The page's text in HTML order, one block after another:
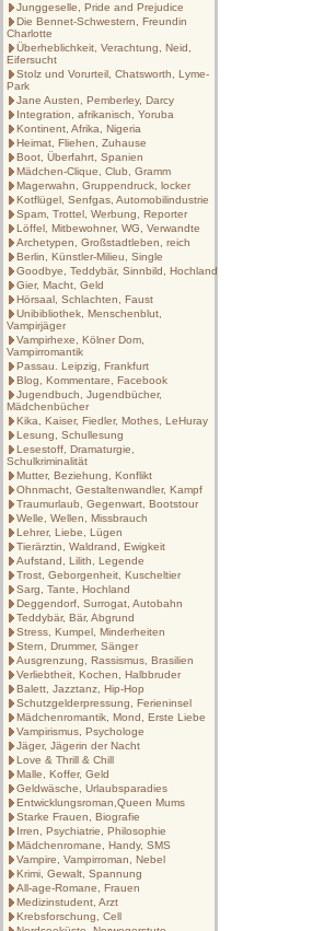
Junggeselle, Pride and Prejudice
Die Bennet-Schwestern, Freundin
Charlotte
Überheblichkeit, Verachtung, Neid,
Eifersucht
Stolz und Vorurteil, Chatsworth, Lyme-
Park
Jane Austen, Pemberley, Darcy
Integration, afrikanisch, Yoruba
Kontinent, Afrika, Nigeria
Heimat, Fliehen, Zuhause
Boot, Überfahrt, Spanien
Mädchen-Clique, Club, Gramm
Magerwahn, Gruppendruck, locker
Kotflügel, Senfgas, Automobilindustrie
Spam, Trottel, Werbung, Reporter
Löffel, Mitbewohner, WG, Verwandte
Archetypen, Großstadtleben, reich
Berlin, Künstler-Milieu, Single
Goodbye, Teddybär, Sinnbild, Hochland
Gier, Macht, Geld
Hörsaal, Schlachten, Faust
Unibibliothek, Menschenblut,
Vampirjäger
Vampirhexe, Kölner Dom,
Vampirromantik
Passau. Leipzig, Frankfurt
Blog, Kommentare, Facebook
Jugendbuch, Jugendbücher,
Mädchenbücher
Kika, Kaiser, Fiedler, Mothes, LeHuray
Lesung, Schullesung
Lesestoff, Dramaturgie,
Schulkriminalität
Mutter, Beziehung, Konflikt
Ohnmacht, Gestaltenwandler, Kampf
Traumurlaub, Gegenwart, Bootstour
Welle, Wellen, Missbrauch
Lehrer, Liebe, Lügen
Tierärztin, Waldrand, Ewigkeit
Aufstand, Lilith, Legende
Trost, Geborgenheit, Kuscheltier
Sarg, Tante, Hochland
Deggendorf, Surrogat, Autobahn
Teddybär, Bär, Abgrund
Stress, Kumpel, Minderheiten
Stern, Drummer, Sänger
Ausgrenzung, Rassismus, Brasilien
Verliebtheit, Kochen, Halbbruder
Balett, Jazztanz, Hip-Hop
Schutzgelderpressung, Ferieninsel
Mädchenromantik, Mond, Erste Liebe
Vampirismus, Psychologe
Jäger, Jägerin der Nacht
Love & Thrill & Chill
Malle, Koffer, Geld
Geldwäsche, Urlaubsparadies
Entwicklungsroman,Queen Mums
Starke Frauen, Biografie
Irren, Psychiatrie, Philosophie
Mädchenromane, Handy, SMS
Vampire, Vampirroman, Nebel
Krimi, Gewalt, Spannung
All-age-Romane, Frauen
Medizinstudent, Arzt
Krebsforschung, Cell